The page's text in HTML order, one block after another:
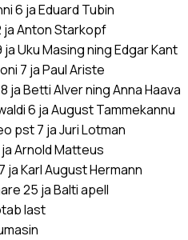
6 ja Eduard Tubin
ja Anton Starkopf
ja Uku Masing ning Edgar Kant
7 ja Paul Ariste
ja Betti Alver ning Anna Haava
6 ja August Tammekannu
pst 7 ja Juri Lotman
ja Arnold Matteus
ja Karl August Hermann
25 ja Balti apell
last